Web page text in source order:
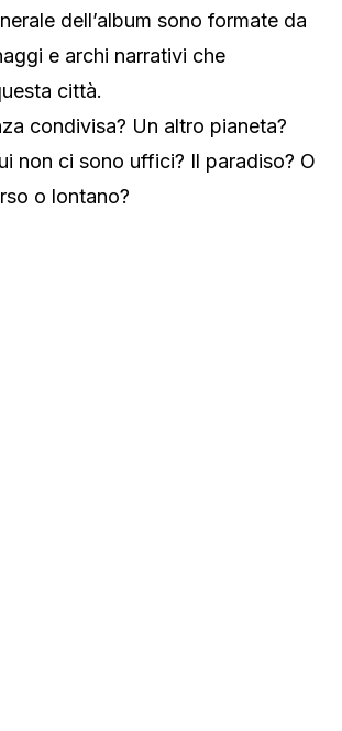
dell’album sono formate da
e archi narrativi che
città.
condivisa? Un altro pianeta?
non ci sono uffici? Il paradiso? O
o lontano?